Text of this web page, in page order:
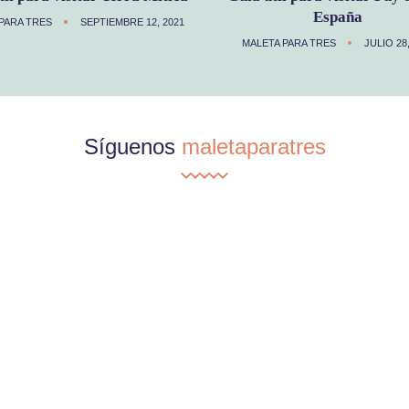
TRES SEPTIEMBRE 12, 2021
España
MALETA PARA TRES JULIO
Síguenos maletaparatres